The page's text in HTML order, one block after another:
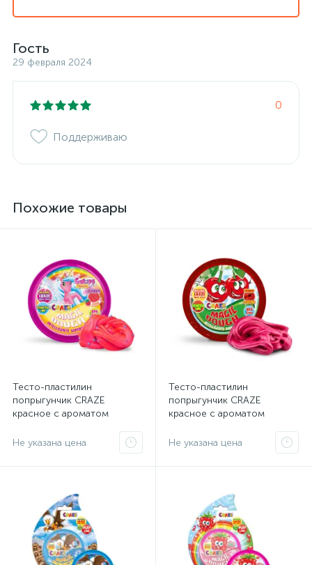
Гость
29 февраля 2024
0
Поддерживаю
Похожие товары
Тесто-пластилин
попрыгунчик CRAZE
красное с ароматом
Не указана цена
Тесто-пластилин
попрыгунчик CRAZE
красное с ароматом
Не указана цена